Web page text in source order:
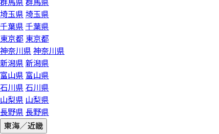
群馬県 群馬県
埼玉県 埼玉県
千葉県 千葉県
東京都 東京都
神奈川県 神奈川県
新潟県 新潟県
富山県 富山県
石川県 石川県
山梨県 山梨県
長野県 長野県
東海／近畿